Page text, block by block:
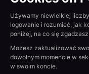
Podsumuj z AI:
Amazon FBA
Dynamiczny
zarządzania
Zespół